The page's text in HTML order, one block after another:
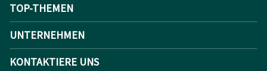
TOP-THEMEN
UNTERNEHMEN
KONTAKTIERE UNS